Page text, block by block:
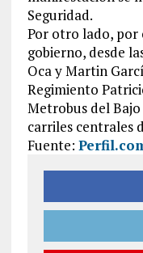
Seguridad.
Por otro lado, por
gobierno, desde
Oca y Martin
Regimiento
Metrobus del
carriles centrales
Fuente: